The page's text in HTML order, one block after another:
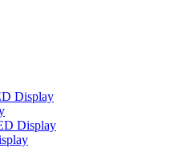
Display
Display